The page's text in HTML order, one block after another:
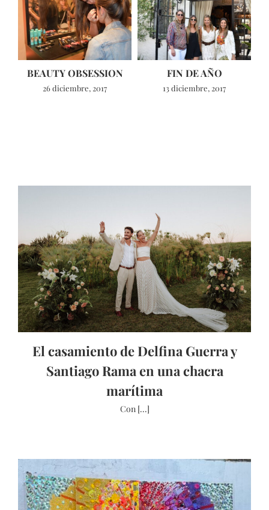
BEAUTY OBSESSION
26 diciembre, 2017
FIN DE AÑO
13 diciembre, 2017
El casamiento de Delfina Guerra y
Santiago Rama en una chacra
marítima
Con [...]